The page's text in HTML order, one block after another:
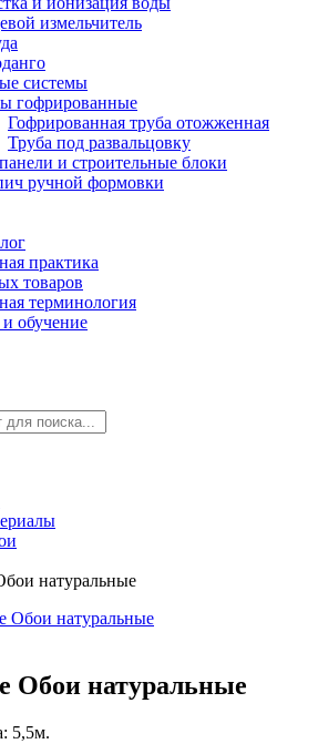
измельчитель
системы
гофрированные
Гофрированная труба отожженная
Труба под развальцовку
и строительные блоки
ручной формовки
практика
товаров
терминология
обучение
натуральные
Обои натуральные
5,5м.